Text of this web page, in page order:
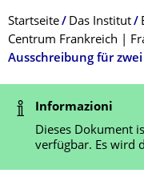
Breadcrumb-Menü
Startseite Das Institut
Centrum Frankreich |
Statusmeldung
Informazioni
Dieses Dokument
verfügbar. Es wird